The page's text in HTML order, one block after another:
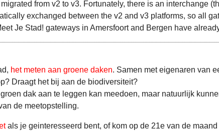
from v2 to v3. Fortunately, there is an interchange
exchanged between the v2 and v3 platforms, so all
Je Stad! gateways in Amersfoort and Bergen have
het meten aan groene daken. Samen met eigenaren van
Draagt het bij aan de biodiversiteit?
dak aan te leggen kan meedoen, maar natuurlijk
de meetopstelling.
als je geinteresseerd bent, of kom op de 21e van de